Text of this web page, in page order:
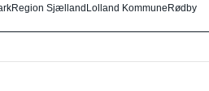
Region SjællandLolland KommuneRødby